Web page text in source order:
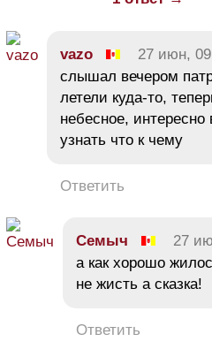
vazo 27 июн,
слышал вечером
летели куда-то,
небесное, интересно
узнать что к чему
Ответить
Семыч 27
а как хорошо
не жисть а сказка!
Ответить